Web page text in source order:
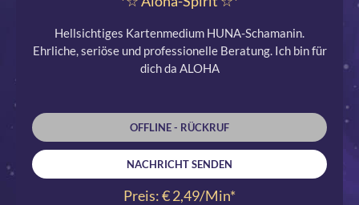
Hellsichtiges Kartenmedium HUNA-Schamanin.
Ehrliche, seriöse und professionelle Beratung. Ich bin für
dich da ALOHA
OFFLINE - RÜCKRUF
NACHRICHT SENDEN
Preis: € 2,49/Min*